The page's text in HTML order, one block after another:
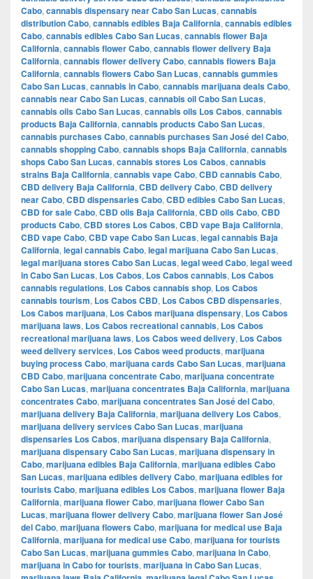
Cabo, cannabis dispensary near Cabo San Lucas, cannabis
distribution Cabo, cannabis edibles Baja California, cannabis edibles
Cabo, cannabis edibles Cabo San Lucas, cannabis flower Baja
California, cannabis flower Cabo, cannabis flower delivery Baja
California, cannabis flower delivery Cabo, cannabis flowers Baja
California, cannabis flowers Cabo San Lucas, cannabis gummies
Cabo San Lucas, cannabis in Cabo, cannabis marijuana deals Cabo,
cannabis near Cabo San Lucas, cannabis oil Cabo San Lucas,
cannabis oils Cabo San Lucas, cannabis oils Los Cabos, cannabis
products Baja California, cannabis products Cabo San Lucas,
cannabis purchases Cabo, cannabis purchases San José del Cabo,
cannabis shopping Cabo, cannabis shops Baja California, cannabis
shops Cabo San Lucas, cannabis stores Los Cabos, cannabis
strains Baja California, cannabis vape Cabo, CBD cannabis Cabo,
CBD delivery Baja California, CBD delivery Cabo, CBD delivery
near Cabo, CBD dispensaries Cabo, CBD edibles Cabo San Lucas,
CBD for sale Cabo, CBD oils Baja California, CBD oils Cabo, CBD
products Cabo, CBD stores Los Cabos, CBD vape Baja California,
CBD vape Cabo, CBD vape Cabo San Lucas, legal cannabis Baja
California, legal cannabis Cabo, legal marijuana Cabo San Lucas,
legal marijuana stores Cabo San Lucas, legal weed Cabo, legal weed
in Cabo San Lucas, Los Cabos, Los Cabos cannabis, Los Cabos
cannabis regulations, Los Cabos cannabis shop, Los Cabos
cannabis tourism, Los Cabos CBD, Los Cabos CBD dispensaries,
Los Cabos marijuana, Los Cabos marijuana dispensary, Los Cabos
marijuana laws, Los Cabos recreational cannabis, Los Cabos
recreational marijuana laws, Los Cabos weed delivery, Los Cabos
weed delivery services, Los Cabos weed products, marijuana
buying process Cabo, marijuana cards Cabo San Lucas, marijuana
CBD Cabo, marijuana concentrate Cabo, marijuana concentrate
Cabo San Lucas, marijuana concentrates Baja California, marijuana
concentrates Cabo, marijuana concentrates San José del Cabo,
marijuana delivery Baja California, marijuana delivery Los Cabos,
marijuana delivery services Cabo San Lucas, marijuana
dispensaries Los Cabos, marijuana dispensary Baja California,
marijuana dispensary Cabo San Lucas, marijuana dispensary in
Cabo, marijuana edibles Baja California, marijuana edibles Cabo
San Lucas, marijuana edibles delivery Cabo, marijuana edibles for
tourists Cabo, marijuana edibles Los Cabos, marijuana flower Baja
California, marijuana flower Cabo, marijuana flower Cabo San
Lucas, marijuana flower delivery Cabo, marijuana flower San José
del Cabo, marijuana flowers Cabo, marijuana for medical use Baja
California, marijuana for medical use Cabo, marijuana for tourists
Cabo San Lucas, marijuana gummies Cabo, marijuana in Cabo,
marijuana in Cabo for tourists, marijuana in Cabo San Lucas,